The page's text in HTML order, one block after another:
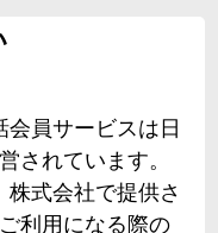
員サービスは日
されています。
式会社で提供さ
利用になる際の